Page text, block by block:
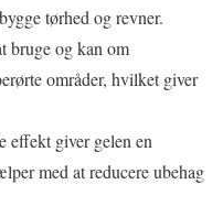
tørhed og revner.
bruge og kan om
områder, hvilket giver
effekt giver gelen en
med at reducere ubehag